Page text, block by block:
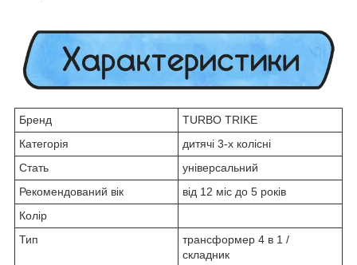
Бренд
TURBO TRIKE
Категорія
дитячі 3-х колісні
Стать
універсальний
Рекомендований вік
від 12 міс до 5 років
Колір
Тип
трансформер 4 в 1 /
складник